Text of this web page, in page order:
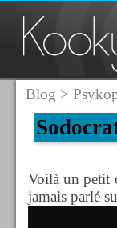
Blog >
Voilà un petit
jamais parlé